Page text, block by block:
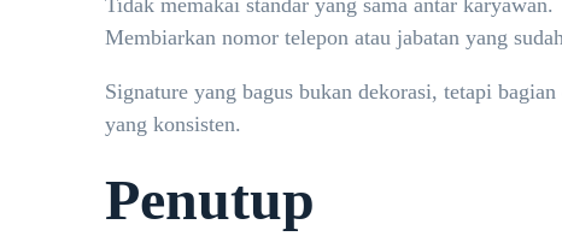
Membiarkan nomor telepon atau jabatan yang
Signature yang bagus bukan dekorasi, tetapi
yang konsisten.
Penutup